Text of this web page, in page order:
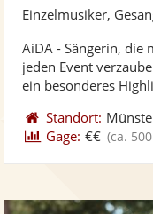
Einzelmusiker,
AiDA - Sängerin, die
jeden Event
ein besonderes
Standort:
Gage: €€ (ca.